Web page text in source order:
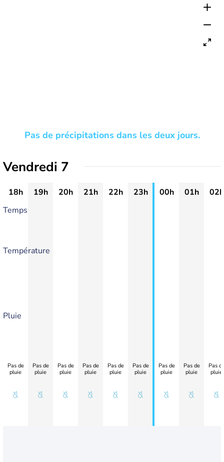
Pas de précipitations dans les deux jours.
Vendredi 7
18h 19h 20h 21h 22h 23h 00h 01h
02h
Temps
Température
Pluie
Pas de
pluie
Pas de
pluie
Pas de
pluie
Pas de
pluie
Pas de
pluie
Pas de
pluie
Pas de
pluie
Pas de
pluie
Pas
pluie